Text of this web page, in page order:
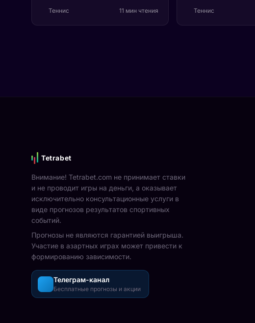
минуту. Разбираем, что
Теннис 11 мин чтения
судьбу трофея.
Теннис
Tetrabet
Внимание! Tetrabet.com не принимает ставки
и не проводит игры на деньги, а оказывает
исключительно консультационные услуги в
виде прогнозов результатов спортивных
событий.
Прогнозы не являются гарантией выигрыша.
Участие в азартных играх может привести к
формированию зависимости.
Телеграм-канал
Бесплатные прогнозы и акции